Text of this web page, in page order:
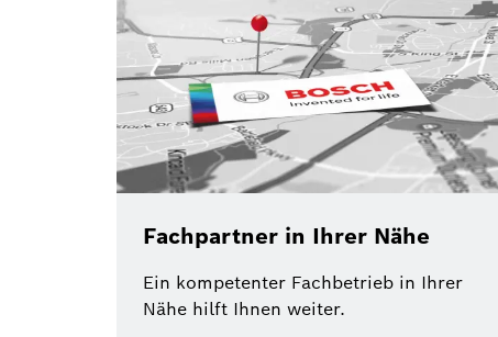
Fachpartner in Ihrer Nähe
Ein kompetenter Fachbetrieb in Ihrer
Nähe hilft Ihnen weiter.